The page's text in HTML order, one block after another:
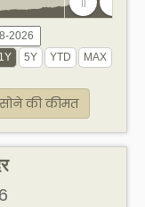
2025
की कीमत